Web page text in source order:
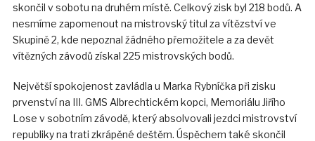
skončil v sobotu na druhém místě. Celkový zisk byl 218 bodů. A
nesmíme zapomenout na mistrovský titul za vítězství ve
Skupině 2, kde nepoznal žádného přemožitele a za devět
vítězných závodů získal 225 mistrovských bodů.
Největší spokojenost zavládla u Marka Rybníčka při zisku
prvenství na III. GMS Albrechtickém kopci, Memoriálu Jiřího
Lose v sobotním závodě, který absolvovali jezdci mistrovství
republiky na trati zkrápěné deštěm. Úspěchem také skončil